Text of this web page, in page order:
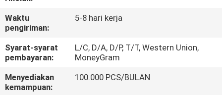
HUBUNGI
KAMI
BERITA
Waktu
pengiriman:
5-8 hari kerja
Syarat-syarat
pembayaran:
L/C, D/A, D/P, T/T, Western Union,
MoneyGram
Menyediakan
kemampuan:
100.000 PCS/BULAN